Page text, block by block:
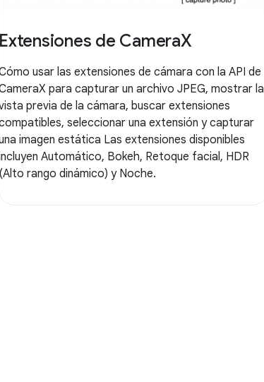
Extensiones de CameraX
usar las extensiones de cámara con la API de
para capturar un archivo JPEG, mostrar la
previa de la cámara, buscar extensiones
seleccionar una extensión y capturar
imagen estática Las extensiones disponibles
Automático, Bokeh, Retoque facial, HDR
(Alto rango dinámico) y Noche.